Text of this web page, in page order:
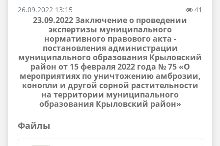
26.09.2022 13:15 41
23.09.2022 Заключение о проведении
экспертизы муниципального
нормативного правового акта -
постановления администрации
муниципального образования Крыловский
район от 15 февраля 2022 года № 75 «О
мероприятиях по уничтожению амброзии,
конопли и другой сорной растительности
на территории муниципального
образования Крыловский район»
Файлы